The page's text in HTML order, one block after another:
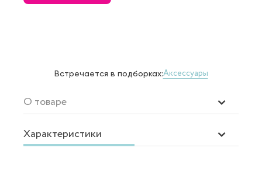
Встречается в подборках:Аксессуары
О товаре
Характеристики